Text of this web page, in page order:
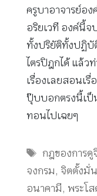
ครูบาอาจารย์อ
อริยเวที องค์นี้
ทั้งปริยัติทั้งปฏิบั
ไตรปิฎกได้ แล้
เรื่องเลยสอนเ
ปุ๊บบอกตรงนี้เป็
ทอนไปเฉยๆ
Tags
กฎของการดู
จงกรม, จิตตั้งมั่น
อนาคามี, พระโ